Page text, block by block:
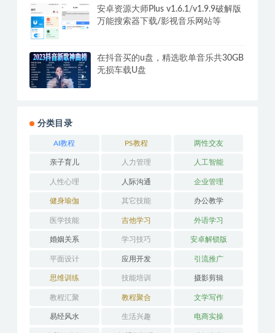
安卓资源大师Plus v1.6.1/v1.9.9破解版
万能搜索器下载/影视音乐网站等
在抖音买的u盘，精选歌单音乐共30GB
无损车载U盘
分类目录
AI教程 PS教程 两性交友
亲子育儿 人力管理 人工智能
人性心理 人际沟通 企业管理
健身瑜伽 其它技能 办公教学
医学技能 吉他学习 外语学习
婚姻关系 学习技巧 安卓解锁版
平面设计 应用开发 引流推广
思维训练 技能培训 摄影剪辑
教程汇聚 教程聚合 文学写作
易经风水 生活兴趣 电商实操